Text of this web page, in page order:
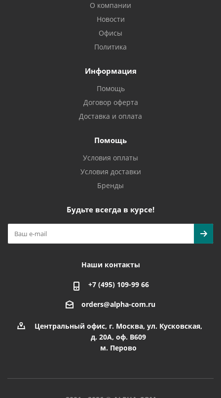
О компании
Новости
Офисы
Политика
Информация
Помощь
Договор оферта
Доставка и оплата
Помощь
Условия оплаты
Условия доставки
Бренды
Будьте всегда в курсе!
Наши контакты
+7 (495) 109-99 66
orders@alpha-com.ru
Центральный офис, г. Москва, ул. Кусковская,
д. 20А, оф. В609
м. Перово